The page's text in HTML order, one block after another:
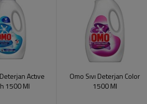
Actıve
1500 Ml
Omo Sıvı Deterjan Color
1500 Ml